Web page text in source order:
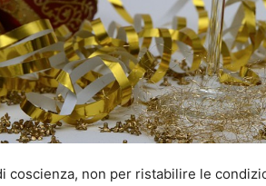
coscienza, non per ristabilire le